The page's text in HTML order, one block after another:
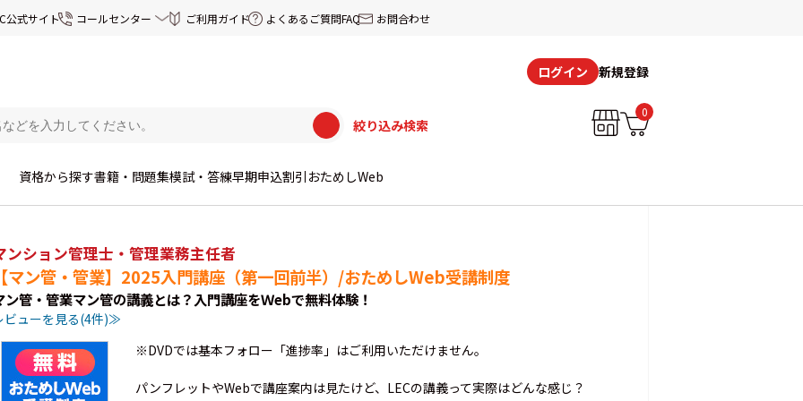
公式サイト コールセンター ご利用ガイド よくあるご質問FAQ お問合わせ
ログイン 新規登録
絞り込み検索
0
資格から探す書籍・問題集模試・答練早期申込割引 おためしWeb
ンション管理士・管理業務主任者
マン管・管業】2025入門講座（第一回前半）/おためしWeb受講制度
ン管・管業マン管の講義とは？入門講座をＷebで無料体験！
ビューを見る(4件)≫
※DVDでは基本フォロー「進捗率」はご利用いただけません。
パンフレットやWebで講座案内は見たけど、LECの講義って実際はどんな感じ？